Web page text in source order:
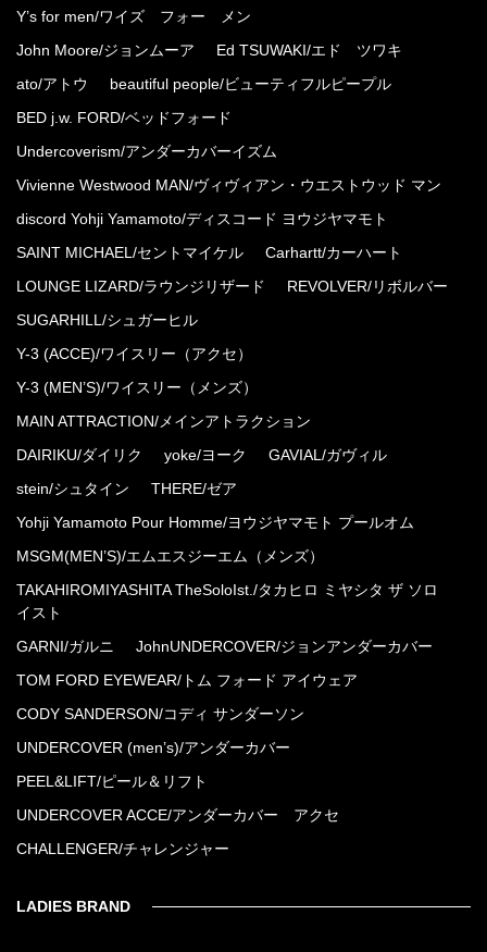
Y’s for men/ワイズ フォー メン
John Moore/ジョンムーア Ed TSUWAKI/エド ツワキ
ato/アトウ beautiful people/ビューティフルピープル
BED j.w. FORD/ベッドフォード
Undercoverism/アンダーカバーイズム
Vivienne Westwood MAN/ヴィヴィアン・ウエストウッド マン
discord Yohji Yamamoto/ディスコード ヨウジヤマモト
SAINT MICHAEL/セントマイケル Carhartt/カーハート
LOUNGE LIZARD/ラウンジリザード REVOLVER/リボルバー
SUGARHILL/シュガーヒル
Y-3 (ACCE)/ワイスリー（アクセ）
Y-3 (MEN’S)/ワイスリー（メンズ）
MAIN ATTRACTION/メインアトラクション
DAIRIKU/ダイリク yoke/ヨーク GAVIAL/ガヴィル
stein/シュタイン THERE/ゼア
Yohji Yamamoto Pour Homme/ヨウジヤマモト プールオム
MSGM(MEN’S)/エムエスジーエム（メンズ）
TAKAHIROMIYASHITA TheSoloIst./タカヒロ ミヤシタ ザ ソロ
イスト
GARNI/ガルニ JohnUNDERCOVER/ジョンアンダーカバー
TOM FORD EYEWEAR/トム フォード アイウェア
CODY SANDERSON/コディ サンダーソン
UNDERCOVER (men’s)/アンダーカバー
PEEL&LIFT/ピール＆リフト
UNDERCOVER ACCE/アンダーカバー アクセ
CHALLENGER/チャレンジャー
LADIES BRAND